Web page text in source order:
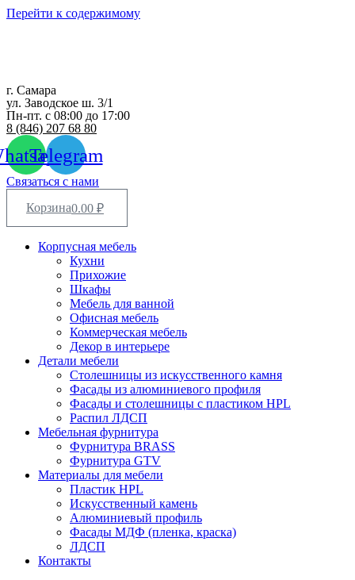
Перейти к содержимому
г. Самара
ул. Заводское ш. 3/1
Пн-пт. с 08:00 до 17:00
8 (846) 207 68 80
Telegram
Связаться с нами
0.00 ₽
Корзина
Корпусная мебель
Кухни
Прихожие
Шкафы
Мебель для ванной
Офисная мебель
Коммерческая мебель
Декор в интерьере
Детали мебели
Столешницы из искусственного камня
Фасады из алюминиевого профиля
Фасады и столешницы с пластиком HPL
Распил ЛДСП
Мебельная фурнитура
Фурнитура BRASS
Фурнитура GTV
Материалы для мебели
Пластик HPL
Искусственный камень
Алюминиевый профиль
Фасады МДФ (пленка, краска)
ЛДСП
Контакты